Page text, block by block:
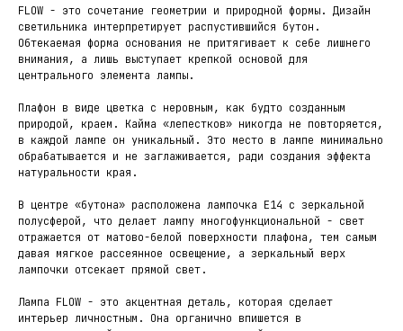
FLOW - это сочетание геометрии и природной формы. Дизайн
светильника интерпретирует распустившийся бутон.
Обтекаемая форма основания не притягивает к себе лишнего
внимания, а лишь выступает крепкой основой для
центрального элемента лампы.
Плафон в виде цветка с неровным, как будто созданным
природой, краем. Кайма «лепестков» никогда не повторяется,
в каждой лампе он уникальный. Это место в лампе минимально
обрабатывается и не заглаживается, ради создания эффекта
натуральности края.
В центре «бутона» расположена лампочка E14 с зеркальной
полусферой, что делает лампу многофункциональной - свет
отражается от матово-белой поверхности плафона, тем самым
давая мягкое рассеянное освещение, а зеркальный верх
лампочки отсекает прямой свет.
Лампа FLOW - это акцентная деталь, которая сделает
интерьер личностным. Она органично впишется в